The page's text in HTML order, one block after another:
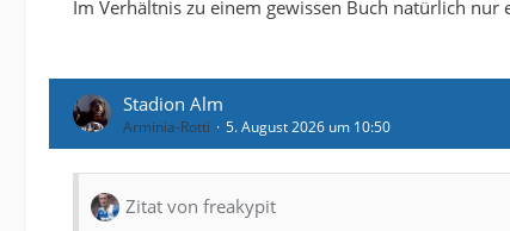
Im Verhältnis zu einem gewissen Buch natürlich nur
Stadion Alm
Arminia-Rotti 5. August 2026 um 10:50
Zitat von freakypit